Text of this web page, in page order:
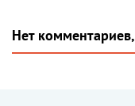
Нет